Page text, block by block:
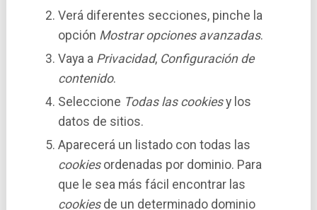
Verá diferentes secciones, pinche la
opción Mostrar opciones avanzadas.
Vaya a Privacidad, Configuración de
contenido.
Seleccione Todas las cookiesy los
datos de sitios.
Aparecerá un listado con todas las
cookiesordenadas por dominio. Para
que le sea más fácil encontrar las
cookiesde un determinado dominio